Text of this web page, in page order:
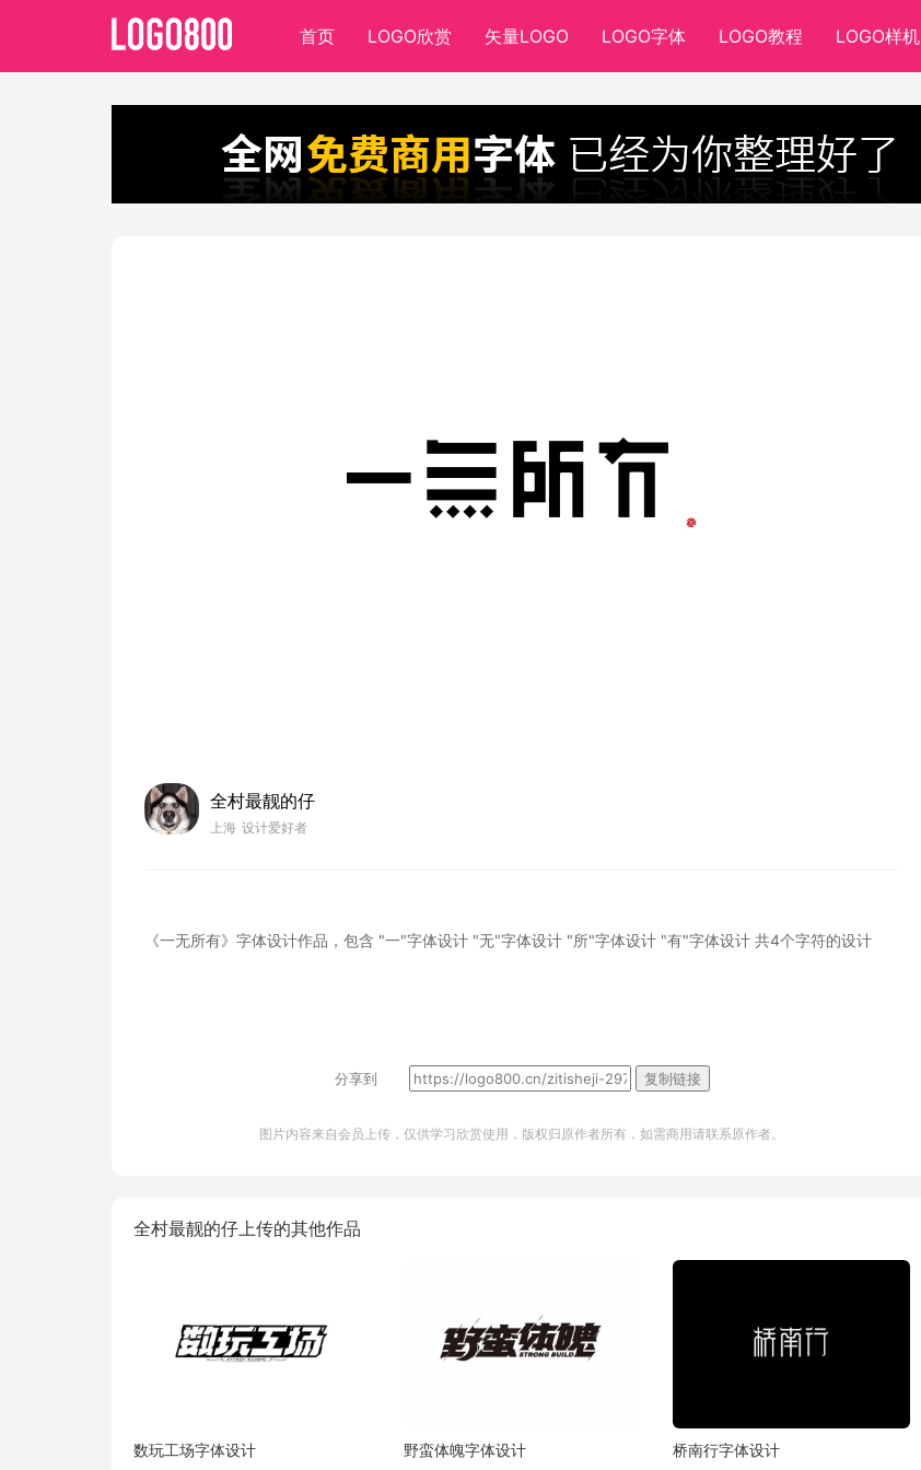
首页 LOGO欣赏 矢量LOGO LOGO字体 LOGO教程 LOGO样机
全村最靓的仔
上海 设计爱好者
《一无所有》字体设计作品，包含 "一"字体设计 "无"字体设计 "所"字体设计 "有"字体设计 共4个字符的设计
分享到 复制链接
图片内容来自会员上传，仅供学习欣赏使用，版权归原作者所有，如需商用请联系原作者。
全村最靓的仔上传的其他作品
数玩工场字体设计 野蛮体魄字体设计 桥南行字体设计